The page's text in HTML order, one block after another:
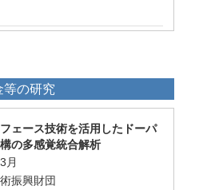
等の研究
ェース技術を活用したドーパ
の多感覚統合解析
月
振興財団